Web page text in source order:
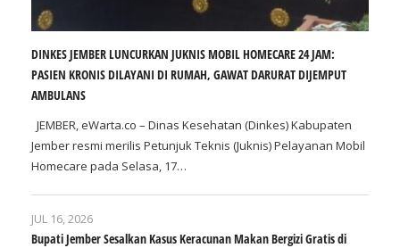
DINKES JEMBER LUNCURKAN JUKNIS MOBIL HOMECARE 24 JAM:
PASIEN KRONIS DILAYANI DI RUMAH, GAWAT DARURAT DIJEMPUT
AMBULANS
JEMBER, eWarta.co – Dinas Kesehatan (Dinkes) Kabupaten
Jember resmi merilis Petunjuk Teknis (Juknis) Pelayanan Mobil
Homecare pada Selasa, 17…
JUL 16, 2026
Bupati Jember Sesalkan Kasus Keracunan Makan Bergizi Gratis di